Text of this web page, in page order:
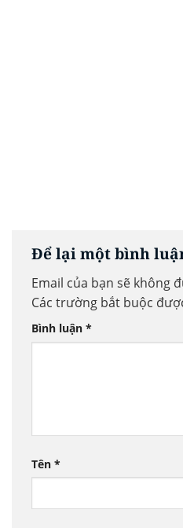
Để lại một bình
Email của bạn sẽ không
Các trường bắt buộc
Bình luận *
Tên *